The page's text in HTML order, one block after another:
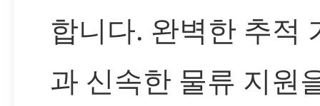
합니다. 완벽한 추적
과 신속한 물류 지원